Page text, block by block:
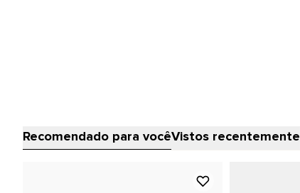
Recomendado para vocêVistos recentemente